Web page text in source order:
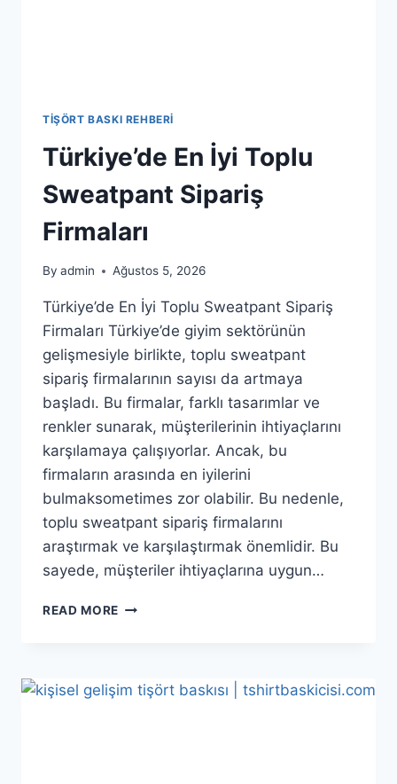
TIŞÖRT BASKI REHBERI
Türkiye’de En İyi Toplu
Sweatpant Sipariş
Firmaları
By admin Ağustos 5, 2026
Türkiye’de En İyi Toplu Sweatpant Sipariş
Firmaları Türkiye’de giyim sektörünün
gelişmesiyle birlikte, toplu sweatpant
sipariş firmalarının sayısı da artmaya
başladı. Bu firmalar, farklı tasarımlar ve
renkler sunarak, müşterilerinin ihtiyaçlarını
karşılamaya çalışıyorlar. Ancak, bu
firmaların arasında en iyilerini
bulmaksometimes zor olabilir. Bu nedenle,
toplu sweatpant sipariş firmalarını
araştırmak ve karşılaştırmak önemlidir. Bu
sayede, müşteriler ihtiyaçlarına uygun…
READ MORE